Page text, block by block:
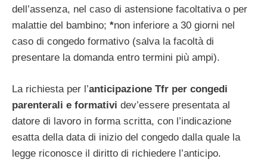
dell’assenza, nel caso di astensione facoltativa o per
malattie del bambino; *non inferiore a 30 giorni nel
caso di congedo formativo (salva la facoltà di
presentare la domanda entro termini più ampi).
La richiesta per l’anticipazione Tfr per congedi
parenterali e formativi dev’essere presentata al
datore di lavoro in forma scritta, con l’indicazione
esatta della data di inizio del congedo dalla quale la
legge riconosce il diritto di richiedere l’anticipo.